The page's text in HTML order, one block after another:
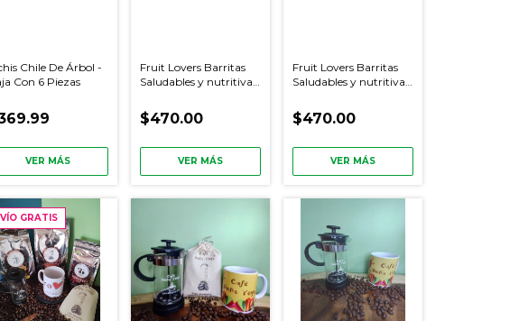
Chile De Árbol -
Con 6 Piezas
VER MÁS
Fruit Lovers Barritas
Saludables y nutritivas
Caja con 10 piezas
$470.00
VER MÁS
Fruit Lovers Barritas
Saludables y nutritivas
10 piezas
$470.00
VER MÁS
GRATIS